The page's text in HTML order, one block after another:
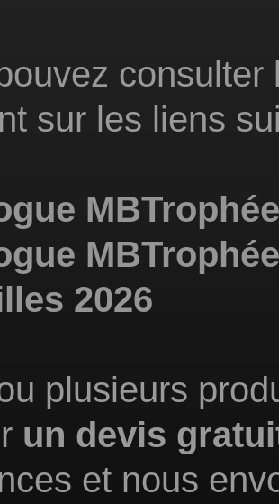
sur les liens
2026
plusieurs
un devis
et nous